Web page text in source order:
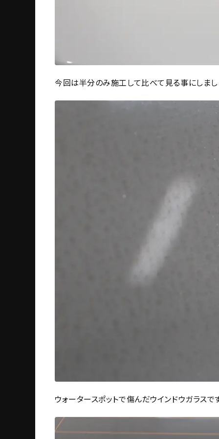
今回は半分のみ施工して比べて見る事にしまし
ウォータースポットで傷んだウインドウガラスで